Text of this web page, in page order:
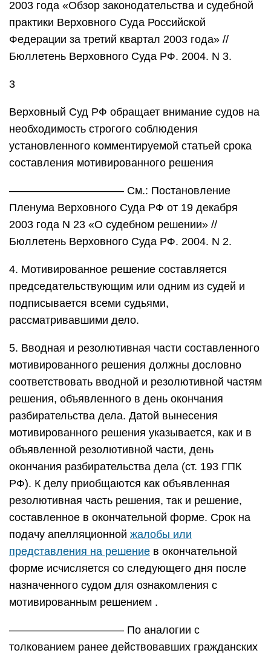
2003 года «Обзор законодательства и судебной
практики Верховного Суда Российской
Федерации за третий квартал 2003 года» //
Бюллетень Верховного Суда РФ. 2004. N 3.
3
Верховный Суд РФ обращает внимание судов на
необходимость строгого соблюдения
установленного комментируемой статьей срока
составления мотивированного решения
——————————– См.: Постановление
Пленума Верховного Суда РФ от 19 декабря
2003 года N 23 «О судебном решении» //
Бюллетень Верховного Суда РФ. 2004. N 2.
4. Мотивированное решение составляется
председательствующим или одним из судей и
подписывается всеми судьями,
рассматривавшими дело.
5. Вводная и резолютивная части составленного
мотивированного решения должны дословно
соответствовать вводной и резолютивной частям
решения, объявленного в день окончания
разбирательства дела. Датой вынесения
мотивированного решения указывается, как и в
объявленной резолютивной части, день
окончания разбирательства дела (ст. 193 ГПК
РФ). К делу приобщаются как объявленная
резолютивная часть решения, так и решение,
составленное в окончательной форме. Срок на
подачу апелляционной жалобы или
представления на решение в окончательной
форме исчисляется со следующего дня после
назначенного судом для ознакомления с
мотивированным решением .
——————————– По аналогии с
толкованием ранее действовавших гражданских